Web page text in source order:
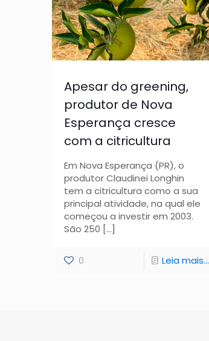
Apesar do greening,
produtor de Nova
Esperança cresce
com a citricultura
Em Nova Esperança (PR), o
produtor Claudinei Longhin
tem a citricultura como a sua
principal atividade, na qual ele
começou a investir em 2003.
São 250 […]
0 Leia mais...